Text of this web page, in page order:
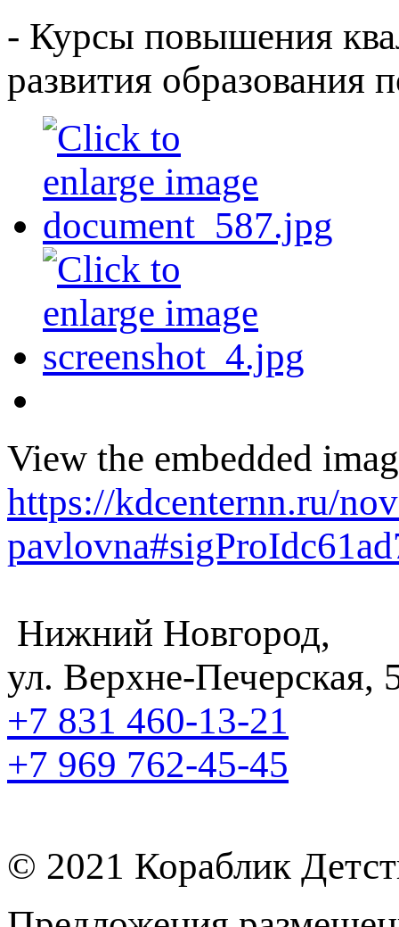
- Курсы повышения
развития
View the embedded
https://kdcenternn.ru/
Нижний Новгород,
ул. Верхне-Печерская,
+7 831 460-13-21
+7 969 762-45-45
© 2021 Кораблик